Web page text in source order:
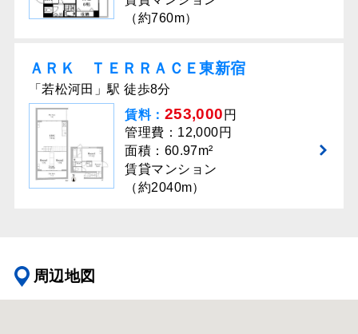
（約760m）
ＡＲＫ ＴＥＲＲＡＣＥ東新宿
「若松河田」駅 徒歩8分
賃料： 253,000 円
管理費：12,000円
面積：60.97m²
賃貸マンション
（約2040m）
周辺地図